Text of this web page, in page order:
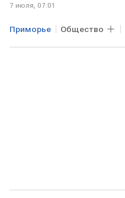
7 июля, 07:01
Приморье Общество
РОССИЯ